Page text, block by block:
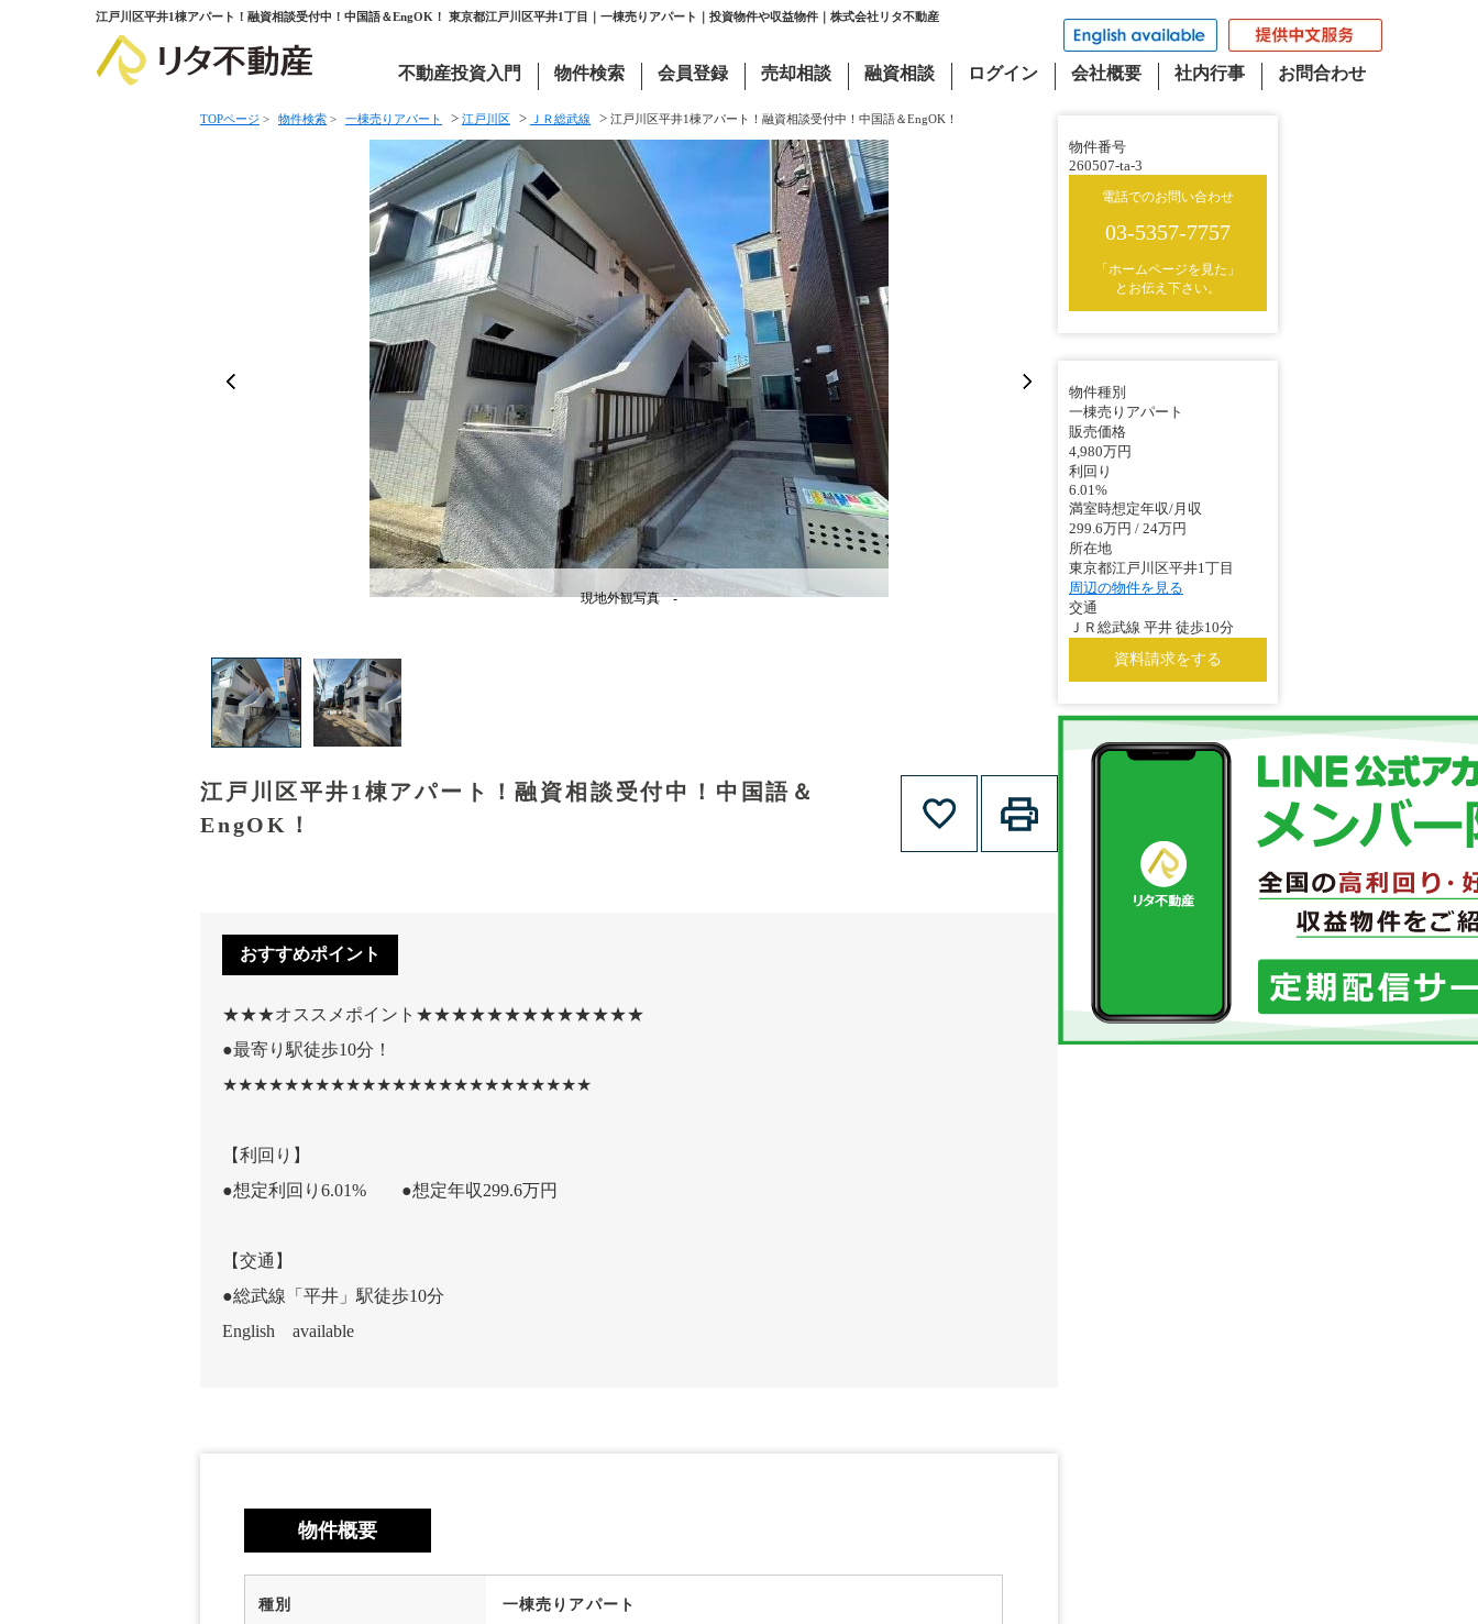
江戸川区平井1棟アパート！融資相談受付中！中国語＆EngOK！ 東京都江戸川区平井1丁目｜一棟売りアパート｜投資物件や収益物件｜株式会社リタ不動産
不動産投資入門 物件検索 会員登録 売却相談 融資相談 ログイン 会社概要 社内行事 お問合わせ
TOPページ > 物件検索 > 一棟売りアパート > 江戸川区 > ＪＲ総武線 > 江戸川区平井1棟アパート！融資相談受付中！中国語＆EngOK！
現地外観写真 -
江戸川区平井1棟アパート！融資相談受付中！中国語＆
EngOK！
おすすめポイント
★★★オススメポイント★★★★★★★★★★★★★
●最寄り駅徒歩10分！
★★★★★★★★★★★★★★★★★★★★★★★★
【利回り】
●想定利回り6.01% ●想定年収299.6万円
【交通】
●総武線「平井」駅徒歩10分
English available
物件概要
種別 一棟売りアパート
物件番号
260507-ta-3
電話でのお問い合わせ
03-5357-7757
「ホームページを見た」
とお伝え下さい。
物件種別
一棟売りアパート
販売価格
4,980万円
利回り
6.01%
満室時想定年収/月収
299.6万円 / 24万円
所在地
東京都江戸川区平井1丁目
周辺の物件を見る
交通
ＪＲ総武線 平井 徒歩10分
資料請求をする